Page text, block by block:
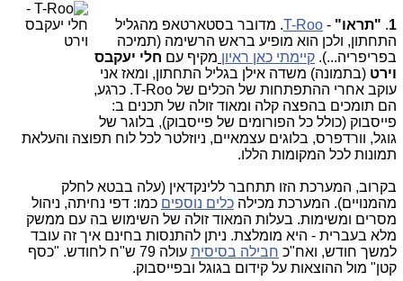
1
. "תראו" -
T-Roo. מדובר בסטארטאפ מהגליל
התחתון, ולכן הוא מופיע בראש הרשימה (תמיכה
בפריפריה...). קיימתי כאן ראיון מקיף עם חלי יעקבס
וירט (בתמונה) משדה אילן בגליל התחתון, ומאז אני
עוקב אחרי ההתפתחות של הכלים של T-Roo. כרגע,
הם תומכים בהפצה קלה ומאוד זולה של תכנים ב:
פייסבוק (כולל כל הפורומים של פייסבוק), בלוגר של
גוגל, וורדפרס, בלוגים עצמאיים, ניוזלטר לכל לוח תפוצה והעלאת
תמונות לכל המקומות הללו.
בקרוב, המערכת הזו תתחבר ללינקדאין (עלה בבטא לחלק
מהמנויים). המערכת מכילה כלים נוספים כמו: דפי נחיתה, ניהול
מסרים ומשימות. בעלות המאוד זולה של השימוש בה עם ממשק
מלא בעברית - היא מומלצת. ניתן להתנסות בחינם איך זה עובד
למשך חודש, ואח"כ חבילה בסיסית
עולה 79 ש"ח לחודש. "כסף
קטן" מול ההוצאות על קידום בגוגל ובפייסבוק.